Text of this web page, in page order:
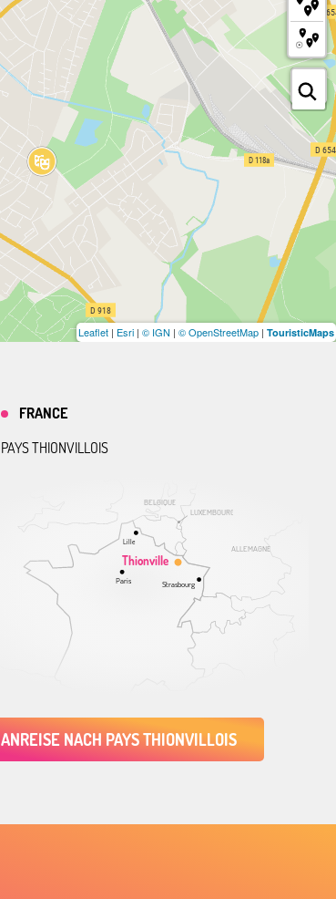
Leaflet | Esri | © IGN | © OpenStreetMap | TouristicMaps
ALLEMAGNE
BELGIQUE
LUXEMBOURG
Thionville
Lille
Paris Strasbourg
FRANCE
PAYS THIONVILLOIS
ANREISE NACH PAYS THIONVILLOIS